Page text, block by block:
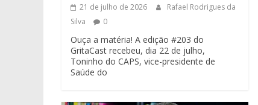
21 de julho de 2026
Rafael Rodrigues da
Silva
0
Ouça a matéria! A edição #203 do
GritaCast recebeu, dia 22 de julho,
Toninho do CAPS, vice-presidente de
Saúde do